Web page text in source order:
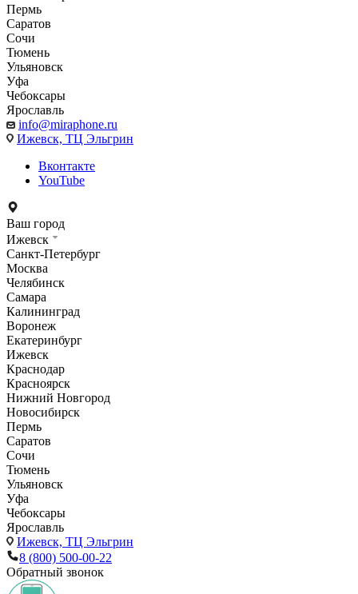
Пермь
Саратов
Сочи
Тюмень
Ульяновск
Уфа
Чебоксары
Ярославль
info@miraphone.ru
Ижевск, ТЦ Эльгрин
Вконтакте
YouTube
Ваш город
Ижевск
Санкт-Петербург
Москва
Челябинск
Самара
Калининград
Воронеж
Екатеринбург
Ижевск
Краснодар
Красноярск
Нижний Новгород
Новосибирск
Пермь
Саратов
Сочи
Тюмень
Ульяновск
Уфа
Чебоксары
Ярославль
Ижевск, ТЦ Эльгрин
8 (800) 500-00-22
Обратный звонок